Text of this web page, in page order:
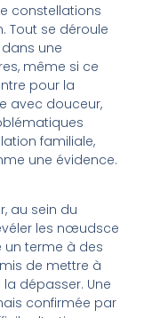
constellations
Tout se déroule
une
même si ce
pour la
avec douceur,
familiale,
une évidence.
au sein du
les nœudsce
un terme à des
de mettre à
dépasser. Une
confirmée par